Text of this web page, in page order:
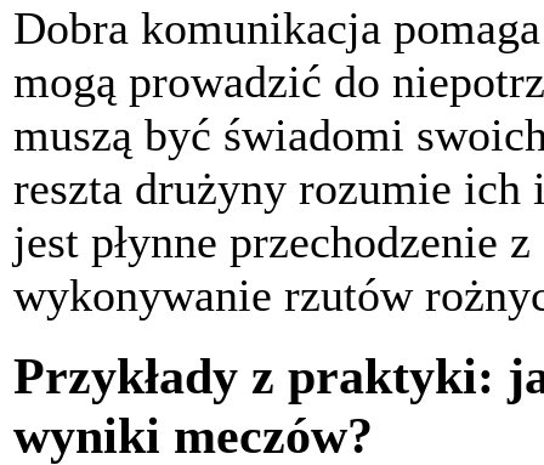
Dobra komunikacja
mogą prowadzić do
muszą być świadomi
reszta drużyny rozumie
jest płynne przechodzenie
wykonywanie rzutów
Przykłady z praktyki:
wyniki meczów?